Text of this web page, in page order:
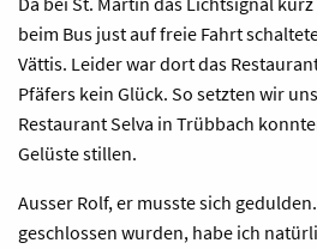
beim Bus just auf freie Fahrt
Vättis. Leider war dort das
Pfäfers kein Glück. So setzten wir
Restaurant Selva in Trübbach
Gelüste stillen.
Ausser Rolf, er musste sich
geschlossen wurden, habe ich